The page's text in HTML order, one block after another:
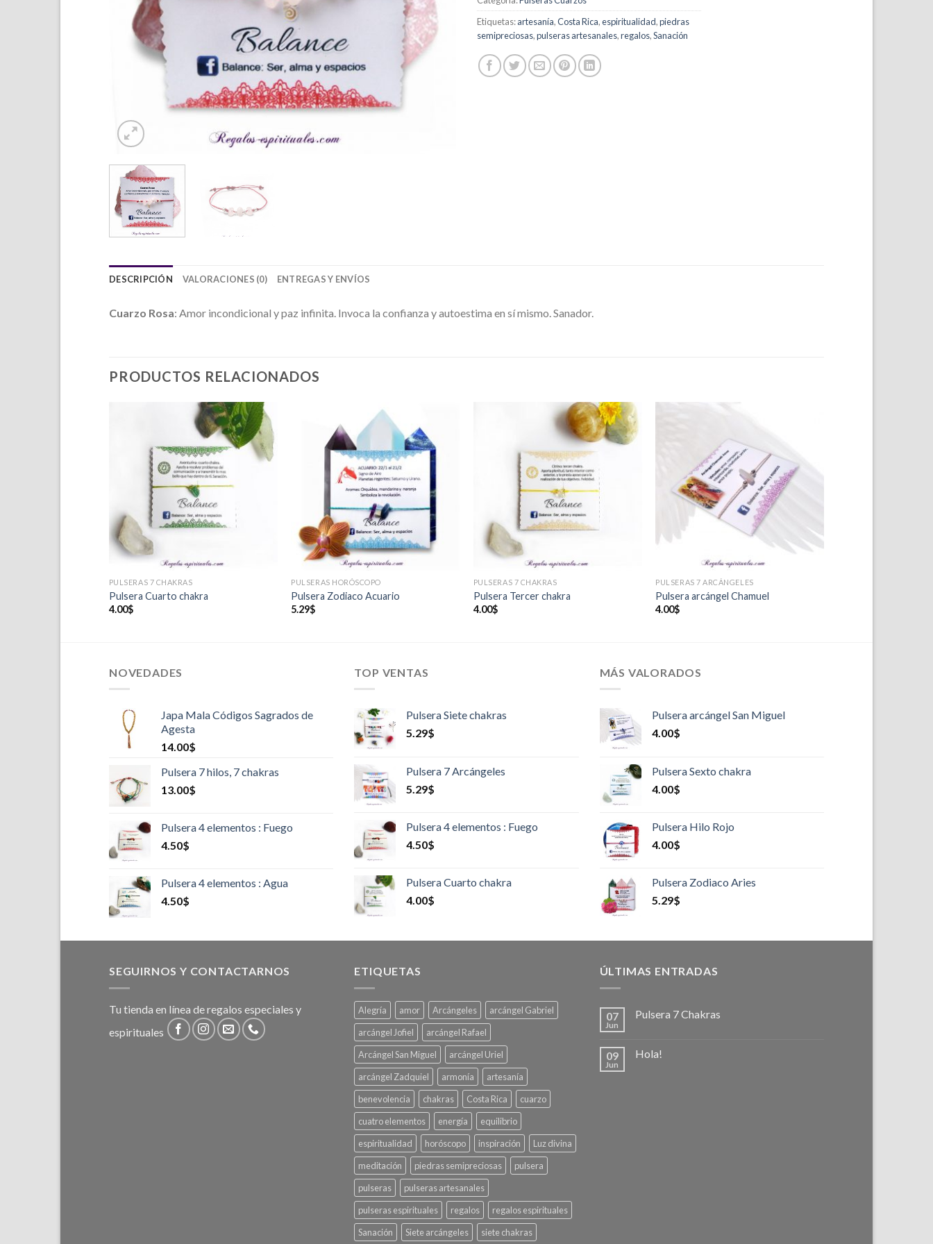
Etiquetas:artesanía,Costa Rica,espiritualidad,piedras
semipreciosas,pulseras artesanales,regalos,Sanación
DESCRIPCIÓN VALORACIONES (0) ENTREGAS Y ENVÍOS
Cuarzo Rosa: Amor incondicional y paz infinita. Invoca la confianza y autoestima en sí mismo. Sanador.
PRODUCTOS RELACIONADOS
Añadir
a la
lista de
PULSERAS 7 CHAKRAS
Pulsera Cuarto chakra
4.00$
Añadir
a la
lista de
PULSERAS HORÓSCOPO
Pulsera Zodiaco Acuario
5.29$
Añadir
PULSERAS 7 CHAKRAS
Pulsera Tercer chakra
4.00$
lista de
deseos
PULSERAS 7 ARCÁNGELES
Pulsera arcángel Chamuel
4.00$
NOVEDADES
Japa Mala Códigos Sagrados de
Agesta
14.00$
Pulsera 7 hilos, 7 chakras
13.00$
Pulsera 4 elementos : Fuego
4.50$
Pulsera 4 elementos : Agua
4.50$
TOP VENTAS
Pulsera Siete chakras
5.29$
Pulsera 7 Arcángeles
5.29$
Pulsera 4 elementos : Fuego
4.50$
Pulsera Cuarto chakra
4.00$
MÁS VALORADOS
Pulsera arcángel San Miguel
4.00$
Pulsera Sexto chakra
4.00$
Pulsera Hilo Rojo
4.00$
Pulsera Zodiaco Aries
5.29$
SEGUIRNOS Y CONTACTARNOS
Tu tienda en línea de regalos especiales y
espirituales
ETIQUETAS
Alegría amor Arcángeles
arcángel Gabriel
arcángel Jofiel
arcángel Rafael
Arcángel San Miguel
arcángel Uriel
arcángel Zadquiel
armonía
artesanía
benevolencia
chakras Costa Rica
cuarzo
cuatro elementos
energía
equilibrio
espiritualidad
horóscopo inspiración
Luz divina
meditación
piedras semipreciosas
pulsera
pulseras
pulseras artesanales
pulseras espirituales
regalos
regalos espirituales
Sanación
Siete arcángeles siete chakras
ÚLTIMAS ENTRADAS
07
Jun
Pulsera 7 Chakras
09
Jun
Hola!